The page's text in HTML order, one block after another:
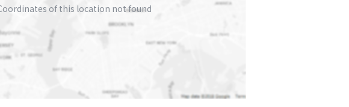
of this location not found